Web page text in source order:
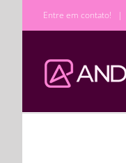
Entre em contato! |